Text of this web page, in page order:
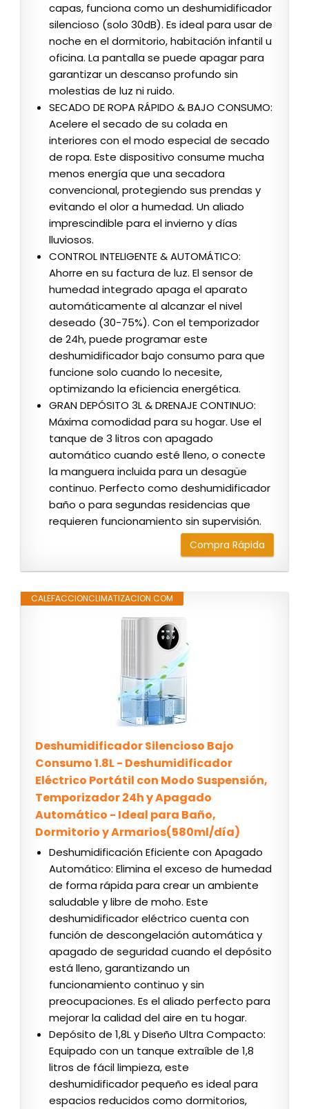
capas, funciona como un deshumidificador
silencioso (solo 30dB). Es ideal para usar de
noche en el dormitorio, habitación infantil u
oficina. La pantalla se puede apagar para
garantizar un descanso profundo sin
molestias de luz ni ruido.
SECADO DE ROPA RÁPIDO & BAJO CONSUMO:
Acelere el secado de su colada en
interiores con el modo especial de secado
de ropa. Este dispositivo consume mucha
menos energía que una secadora
convencional, protegiendo sus prendas y
evitando el olor a humedad. Un aliado
imprescindible para el invierno y días
lluviosos.
CONTROL INTELIGENTE & AUTOMÁTICO:
Ahorre en su factura de luz. El sensor de
humedad integrado apaga el aparato
automáticamente al alcanzar el nivel
deseado (30-75%). Con el temporizador
de 24h, puede programar este
deshumidificador bajo consumo para que
funcione solo cuando lo necesite,
optimizando la eficiencia energética.
GRAN DEPÓSITO 3L & DRENAJE CONTINUO:
Máxima comodidad para su hogar. Use el
tanque de 3 litros con apagado
automático cuando esté lleno, o conecte
la manguera incluida para un desagüe
continuo. Perfecto como deshumidificador
baño o para segundas residencias que
requieren funcionamiento sin supervisión.
Compra Rápida
CALEFACCIONCLIMATIZACION.COM
Deshumidificador Silencioso Bajo
Consumo 1.8L - Deshumidificador
Eléctrico Portátil con Modo Suspensión,
Temporizador 24h y Apagado
Automático - Ideal para Baño,
Dormitorio y Armarios(580ml/día)
Deshumidificación Eficiente con Apagado
Automático: Elimina el exceso de humedad
de forma rápida para crear un ambiente
saludable y libre de moho. Este
deshumidificador eléctrico cuenta con
función de descongelación automática y
apagado de seguridad cuando el depósito
está lleno, garantizando un
funcionamiento continuo y sin
preocupaciones. Es el aliado perfecto para
mejorar la calidad del aire en tu hogar.
Depósito de 1,8L y Diseño Ultra Compacto:
Equipado con un tanque extraíble de 1,8
litros de fácil limpieza, este
deshumidificador pequeño es ideal para
espacios reducidos como dormitorios,